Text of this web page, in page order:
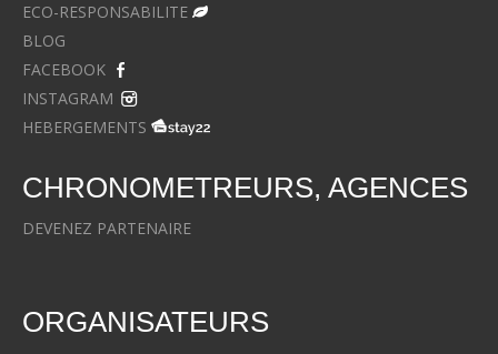
ECO-RESPONSABILITE
BLOG
FACEBOOK
INSTAGRAM
HEBERGEMENTS
CHRONOMETREURS, AGENCES
DEVENEZ PARTENAIRE
ORGANISATEURS